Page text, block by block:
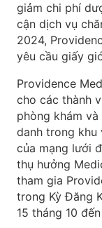
giảm chi phí
cận dịch vụ
2024,
yêu cầu giấy
Providence
cho các thành
phòng khám
danh trong
của mạng lưới
thụ hưởng
tham gia
trong Kỳ Đăng
15 tháng 10